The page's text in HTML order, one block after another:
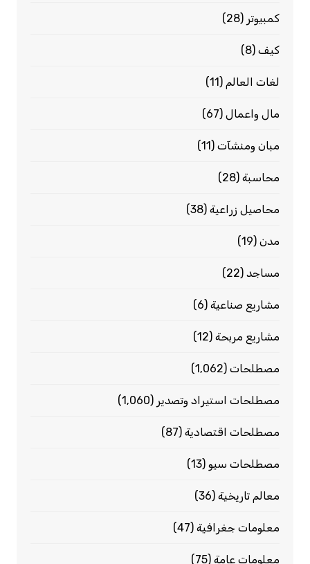
كمبيوتر (28)
كيف(8)
لغات العالم (11)
مال واعمال(67)
مبان ومنشآت(11)
محاسبة(28)
محاصيل زراعية(38)
مدن(19)
مساجد(22)
مشاريع صناعية(6)
مشاريع مربحة(12)
مصطلحات(1٬062)
مصطلحات استيراد وتصدير (1٬060)
مصطلحات اقتصادية(87)
مصطلحات سيو(13)
معالم تاريخية(36)
معلومات جغرافية(47)
معلومات عامة(75)